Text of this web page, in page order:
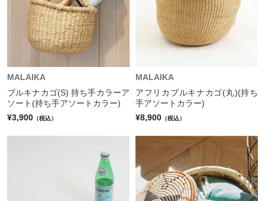
MALAIKA
ブルキナカゴ(S) 持ち手カラーア
ソート(持ち手アソートカラー)
¥3,900 （税込）
MALAIKA
アフリカブルキナカゴ(丸)(持ち
手アソートカラー)
¥8,900 （税込）